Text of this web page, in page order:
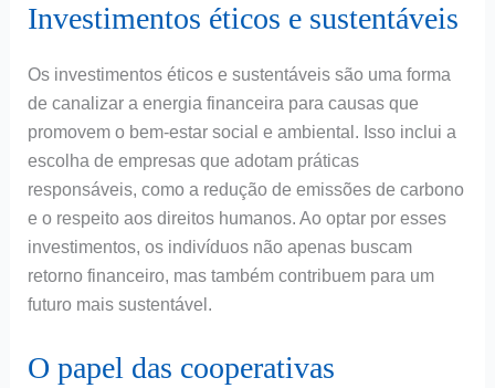
Investimentos éticos e sustentáveis
Os investimentos éticos e sustentáveis são uma forma
de canalizar a energia financeira para causas que
promovem o bem-estar social e ambiental. Isso inclui a
escolha de empresas que adotam práticas
responsáveis, como a redução de emissões de carbono
e o respeito aos direitos humanos. Ao optar por esses
investimentos, os indivíduos não apenas buscam
retorno financeiro, mas também contribuem para um
futuro mais sustentável.
O papel das cooperativas